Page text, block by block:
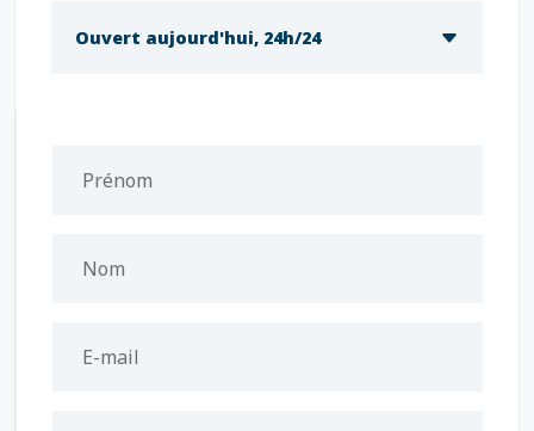
Ouvert aujourd'hui, 24h/24
Prénom
Nom
E-mail